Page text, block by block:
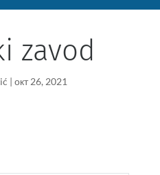
zavod
| окт 26, 2021